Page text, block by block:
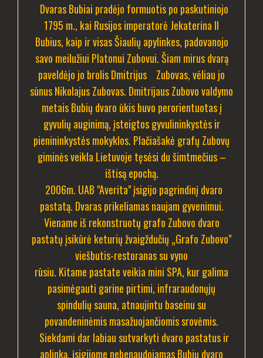
Dvaras Bubiai pradėjo formuotis po paskutiniojo
1795 m., kai Rusijos imperatorė Jekaterina II
Bubius, kaip ir visas Šiaulių apylinkes, padovanojo
savo meilužiui Platonui Zubovui. Šiam mirus dvarą
paveldėjo jo brolis Dmitrijus Zubovas, vėliau jo
sūnus Nikolajus Zubovas. Dmitrijaus Zubovo valdymo
metais Bubių dvaro ūkis buvo perorientuotas į
gyvulių auginimą, įsteigtos gyvulininkystės ir
pienininkystės mokyklos. Plačiašakė grafų Zubovų
giminės veikla Lietuvoje tęsėsi du šimtmečius –
ištisą epochą.
2006m. UAB "Averita" įsigijo pagrindinį dvaro
pastatą. Dvaras prikeliamas naujam gyvenimui.
Viename iš rekonstruotų grafo Zubovo dvaro
pastatų įsikūrė keturių žvaigždučių „Grafo Zubovo"
viešbutis-restoranas su vyno
rūsiu. Kitame pastate veikia mini SPA, kur galima
pasimėgauti garine pirtimi, infraraudonųjų
spindulių sauna, atnaujintu baseinu su
povandeninėmis masažuojančiomis srovėmis.
Siekdami dar labiau sutvarkyti dvaro pastatus ir
aplinką, įsigijome nebenaudojamas Bubių dvaro